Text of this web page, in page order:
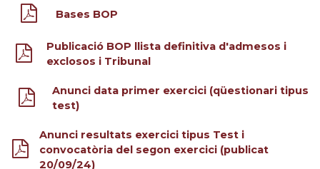
Bases BOP
Publicació BOP llista definitiva d'admesos i
exclosos i Tribunal
Anunci data primer exercici (qüestionari tipus
test)
Anunci resultats exercici tipus Test i
convocatòria del segon exercici (publicat
20/09/24)